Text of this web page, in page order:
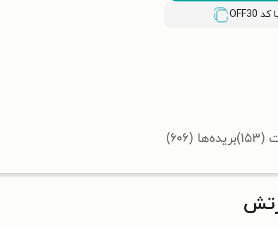
OFF30
بریده‌ها (۶۰۶)